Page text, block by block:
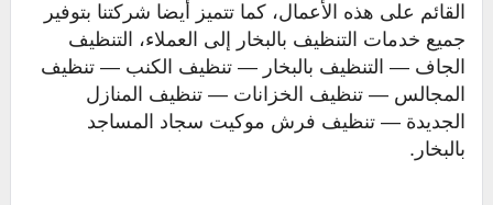
القائم على هذه الأعمال، كما تتميز أيضا شركتنا بتوفير
جميع خدمات التنظيف بالبخار إلى العملاء، التنظيف
الجاف — التنظيف بالبخار — تنظيف الكنب — تنظيف
المجالس — تنظيف الخزانات — تنظيف المنازل
الجديدة — تنظيف فرش موكيت سجاد المساجد
بالبخار.